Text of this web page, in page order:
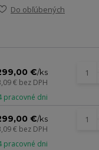
Do obľúbených
€/ks
€ bez DPH
pracovné dni
€/ks
€ bez DPH
pracovné dni